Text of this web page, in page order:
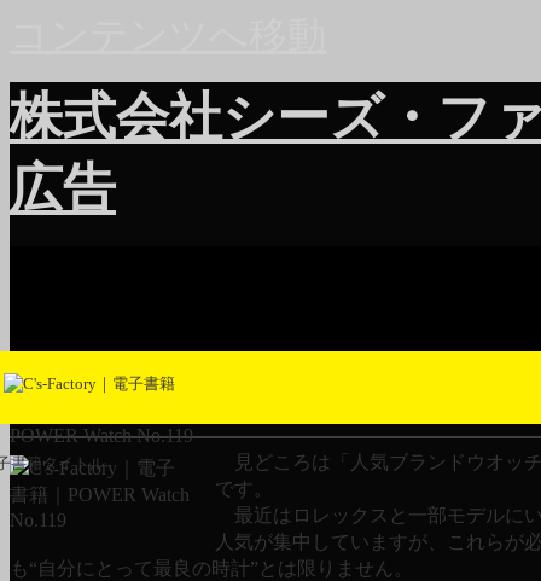
株式会社シーズ・フ
広告
書籍タイトル
POWER Watch No.119
見どころは「人気ブランドウオッ
です。
最近はロレックスと一部モデルに
人気が集中していますが、これらが
も“自分にとって最良の時計”とは限りません。